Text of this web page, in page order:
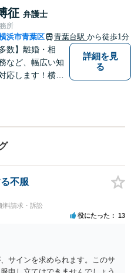
産分割協議・遺
裁判にも対応。
征 弁護士
所
浜市青葉区 青葉台駅 から徒歩1分
数】離婚・相
など、幅広い知
応します！横
数億円の倒産申
り【完全個室】
】【複数弁護士
詳細を見
る
不服
料請求・訴訟
役にたった 13
サインを求められます。このサ
申し立てはできませんでしょう